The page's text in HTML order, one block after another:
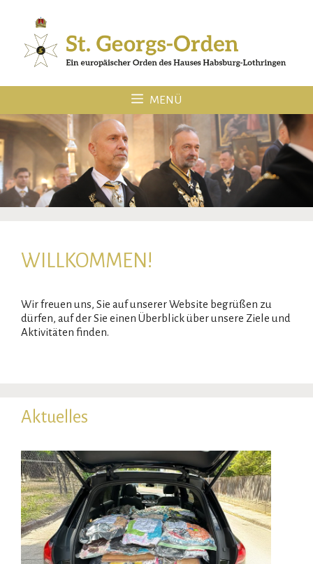
springen
MENÜ
WILLKOMMEN!
Wir freuen uns, Sie auf unserer Website begrüßen zu
dürfen, auf der Sie einen Überblick über unsere Ziele und
Aktivitäten finden.
Aktuelles